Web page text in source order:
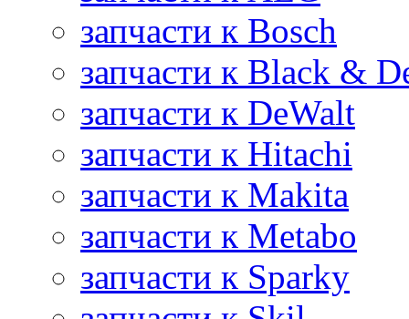
запчасти к Bosch
запчасти к Black &
запчасти к DeWalt
запчасти к Hitachi
запчасти к Makita
запчасти к Metabo
запчасти к Sparky